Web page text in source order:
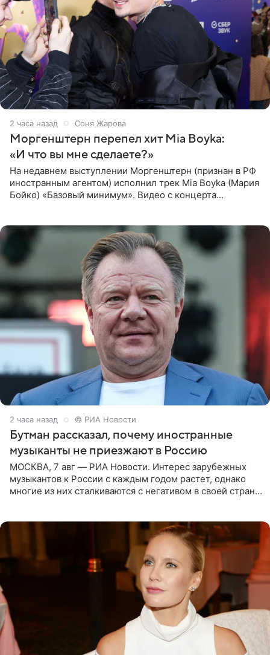
2 часа назад Соня Жарова
Моргенштерн перепел хит Mia Boyka:
«И что вы мне сделаете?»
На недавнем выступлении Моргенштерн (признан в РФ
иностранным агентом) исполнил трек Mia Boyka (Мария
Бойко) «Базовый минимум». Видео с концерта
2 часа назад © РИА Новости
Бутман рассказал, почему иностранные
музыканты не приезжают в Россию
МОСКВА, 7 авг — РИА Новости. Интерес зарубежных
музыкантов к России с каждым годом растет, однако
многие из них сталкиваются с негативом в своей стране